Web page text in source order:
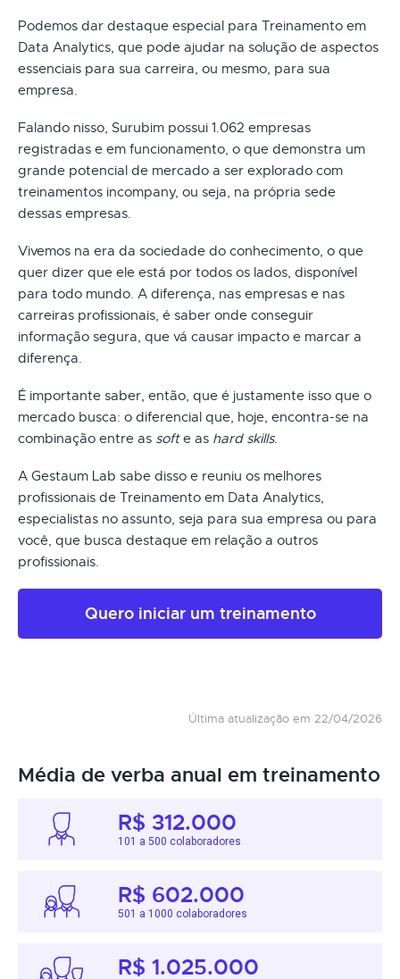
Podemos dar destaque especial para Treinamento em
Data Analytics, que pode ajudar na solução de aspectos
essenciais para sua carreira, ou mesmo, para sua
empresa.
Falando nisso, Surubim possui 1.062 empresas
registradas e em funcionamento, o que demonstra um
grande potencial de mercado a ser explorado com
treinamentos incompany, ou seja, na própria sede
dessas empresas.
Vivemos na era da sociedade do conhecimento, o que
quer dizer que ele está por todos os lados, disponível
para todo mundo. A diferença, nas empresas e nas
carreiras profissionais, é saber onde conseguir
informação segura, que vá causar impacto e marcar a
diferença.
É importante saber, então, que é justamente isso que o
mercado busca: o diferencial que, hoje, encontra-se na
combinação entre as softe as hard skills.
A Gestaum Lab sabe disso e reuniu os melhores
profissionais de Treinamento em Data Analytics,
especialistas no assunto, seja para sua empresa ou para
você, que busca destaque em relação a outros
profissionais.
Quero iniciar um treinamento
Última atualização em 22/04/2026
Média de verba anual em treinamento
R$ 312.000
101 a 500 colaboradores
R$ 602.000
501 a 1000 colaboradores
R$ 1.025.000